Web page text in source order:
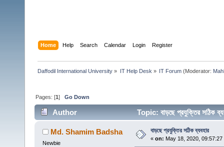
Home Help Search Calendar Login Register
Daffodil International University » IT Help Desk » IT Forum(Moderator:
Pages: [1]Go Down
Author Topic: বাড়ছে প্রযুক্তির সঠিক
Md. Shamim Badsha
Newbie
বাড়ছে প্রযুক্তির সঠিক ব্যবহার
« on: May 18, 2020, 09:57:27